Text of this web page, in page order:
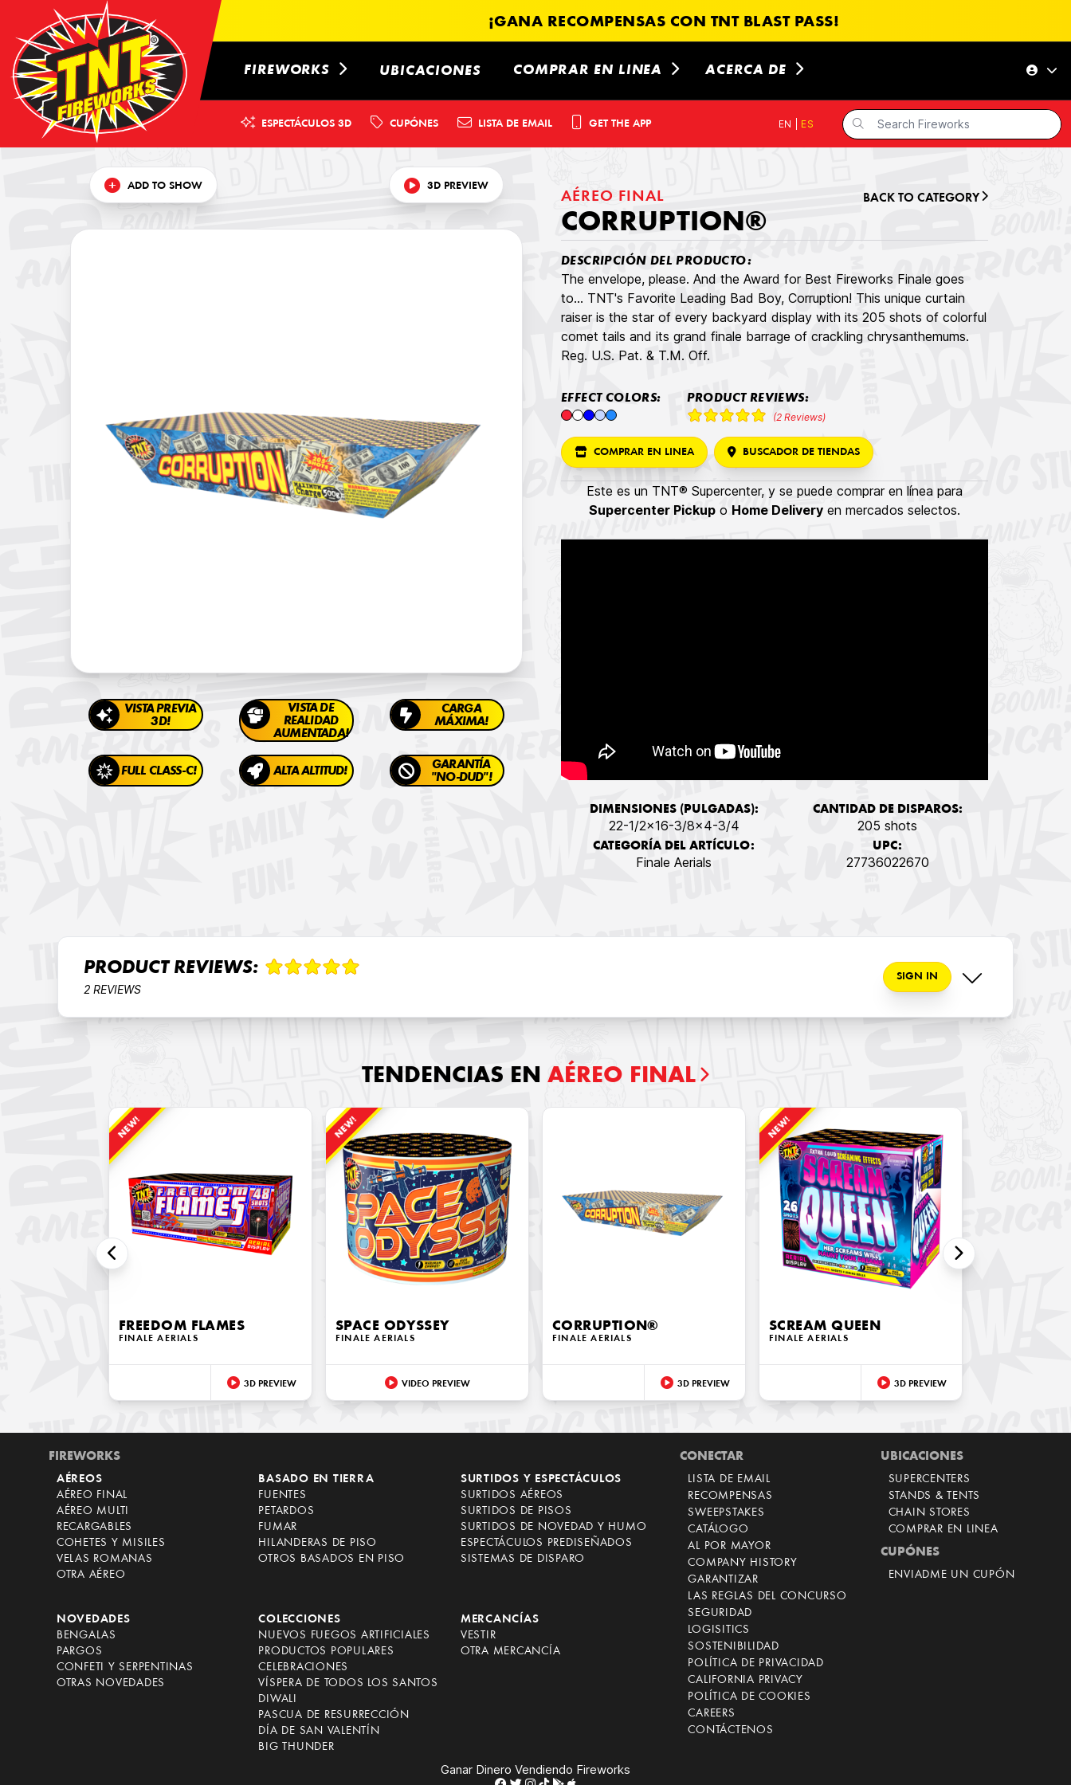
¡GANA RECOMPENSAS CON TNT BLAST PASS!
FIREWORKS UBICACIONES COMPRAR EN LINEA ACERCA DE
ESPECTÁCULOS 3D CUPÓNES LISTA DE EMAIL GET THE APP EN ES
ADD TO SHOW 3D PREVIEW
VISTA PREVIA
3D!
VISTA DE
REALIDAD
AUMENTADA!
CARGA
MÁXIMA!
FULL CLASS-C! ALTA ALTITUD!
GARANTÍA
"NO-DUD"!
AÉREO FINAL BACK TO CATEGORY
CORRUPTION®
DESCRIPCIÓN DEL PRODUCTO:
The envelope, please. And the Award for Best Fireworks Finale goes
to... TNT's Favorite Leading Bad Boy, Corruption! This unique curtain
raiser is the star of every backyard display with its 205 shots of colorful
comet tails and its grand finale barrage of crackling chrysanthemums.
Reg. U.S. Pat. & T.M. Off.
EFFECT COLORS: PRODUCT REVIEWS:
(2 Reviews)
COMPRAR EN LINEA BUSCADOR DE TIENDAS
Este es un TNT® Supercenter, y se puede comprar en línea para
Supercenter Pickup o Home Delivery en mercados selectos.
DIMENSIONES (PULGADAS):
22-1/2x16-3/8x4-3/4
CANTIDAD DE DISPAROS:
205 shots
CATEGORÍA DEL ARTÍCULO:
Finale Aerials
UPC:
27736022670
PRODUCT REVIEWS:
2 REVIEWS
SIGN IN
TENDENCIAS EN AÉREO FINAL
NEW!
FREEDOM FLAMES
FINALE AERIALS
3D PREVIEW
NEW!
SPACE ODYSSEY
FINALE AERIALS
VIDEO PREVIEW
CORRUPTION®
FINALE AERIALS
3D PREVIEW
NEW!
SCREAM QUEEN
FINALE AERIALS
3D PREVIEW
FIREWORKS
AÉREOS
AÉREO FINAL
AÉREO MULTI
RECARGABLES
COHETES Y MISILES
VELAS ROMANAS
OTRA AÉREO
BASADO EN TIERRA
FUENTES
PETARDOS
FUMAR
HILANDERAS DE PISO
OTROS BASADOS EN PISO
SURTIDOS Y ESPECTÁCULOS
SURTIDOS AÉREOS
SURTIDOS DE PISOS
SURTIDOS DE NOVEDAD Y HUMO
ESPECTÁCULOS PREDISEÑADOS
SISTEMAS DE DISPARO
NOVEDADES
BENGALAS
PARGOS
CONFETI Y SERPENTINAS
OTRAS NOVEDADES
COLECCIONES
NUEVOS FUEGOS ARTIFICIALES
PRODUCTOS POPULARES
CELEBRACIONES
VÍSPERA DE TODOS LOS SANTOS
DIWALI
PASCUA DE RESURRECCIÓN
DÍA DE SAN VALENTÍN
BIG THUNDER
MERCANCÍAS
VESTIR
OTRA MERCANCÍA
CONECTAR
LISTA DE EMAIL
RECOMPENSAS
SWEEPSTAKES
CATÁLOGO
AL POR MAYOR
COMPANY HISTORY
GARANTIZAR
LAS REGLAS DEL CONCURSO
SEGURIDAD
LOGISITICS
SOSTENIBILIDAD
POLÍTICA DE PRIVACIDAD
CALIFORNIA PRIVACY
POLÍTICA DE COOKIES
CAREERS
CONTÁCTENOS
UBICACIONES
SUPERCENTERS
STANDS & TENTS
CHAIN STORES
COMPRAR EN LINEA
CUPÓNES
ENVIADME UN CUPÓN
Ganar Dinero Vendiendo Fireworks